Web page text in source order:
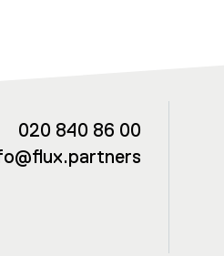
020 840 86 00